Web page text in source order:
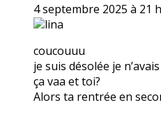
4 septembre 2025 à 21
lina
coucouuu
je suis désolée je
ça vaa et toi?
Alors ta rentrée en